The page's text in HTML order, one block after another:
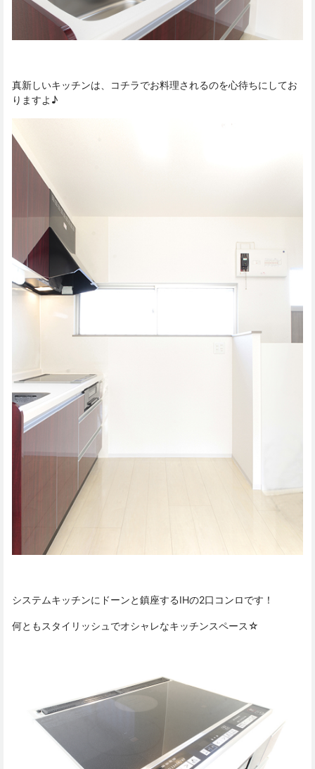
真新しいキッチンは、コチラでお料理されるのを心待ちにしてお
りますよ♪
システムキッチンにドーンと鎮座するIHの2口コンロです！
何ともスタイリッシュでオシャレなキッチンスペース☆